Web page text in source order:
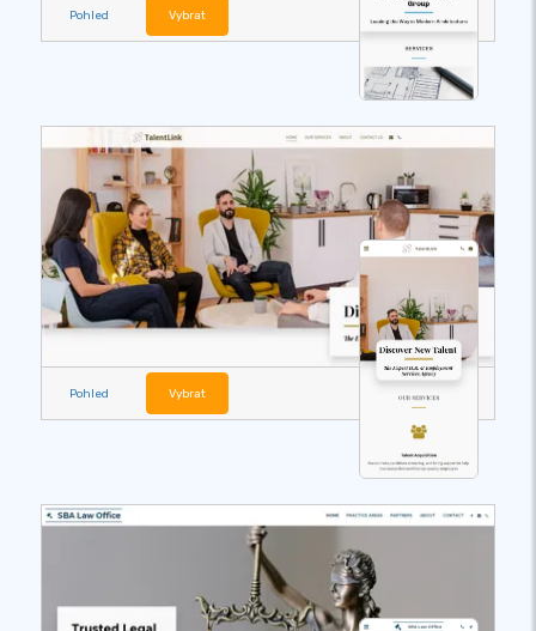
Pohled Vybrat
Pohled Vybrat